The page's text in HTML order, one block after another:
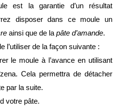
est la garantie d’un résultat
disposer dans ce moule un
ainsi que de la pâte d’amande.
l’utiliser de la façon suivante :
le moule à l’avance en utilisant
Cela permettra de détacher
par la suite.
votre pâte.